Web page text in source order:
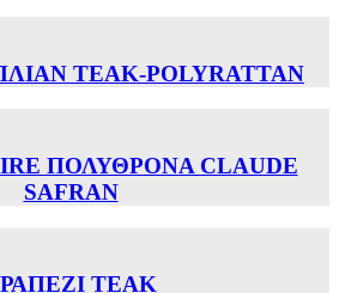
TEAK-POLYRATTAN
ΠΟΛΥΘΡΟΝΑ CLAUDE
SAFRAN
TEAK